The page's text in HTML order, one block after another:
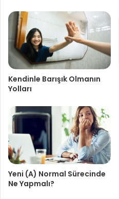
Kendinle Barışık Olmanın
Yolları
Yeni (A) Normal Sürecinde
Ne Yapmalı?